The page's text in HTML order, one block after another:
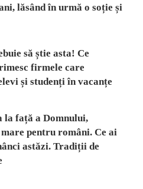
lăsând în urmă o soție și
să știe asta! Ce
firmele care
și studenți în vacanțe
la față a Domnului,
pentru români. Ce ai
astăzi. Tradiții de